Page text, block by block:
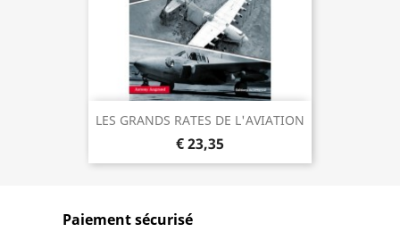
LES GRANDS RATES DE L'AVIATION
€ 23,35
Paiement sécurisé